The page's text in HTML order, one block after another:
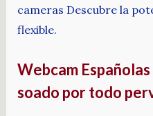
cameras Descubre la
flexible.
Webcam
soado por todo